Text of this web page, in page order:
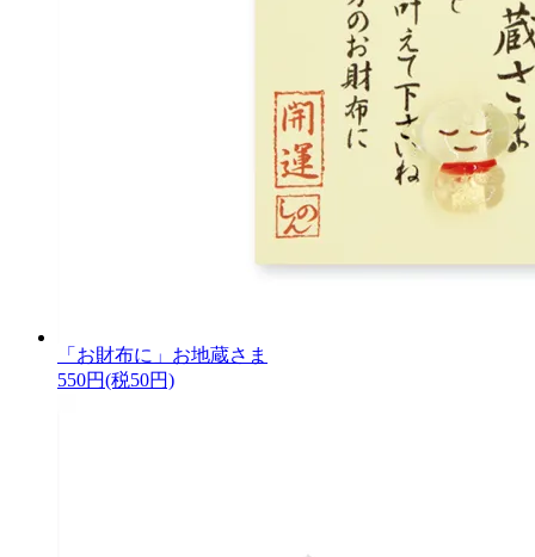
「お財布に」お地蔵さま
550円(税50円)